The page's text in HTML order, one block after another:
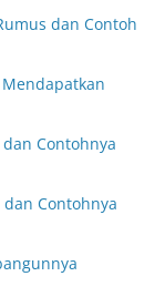
dan Contoh
Contohnya
Contohnya